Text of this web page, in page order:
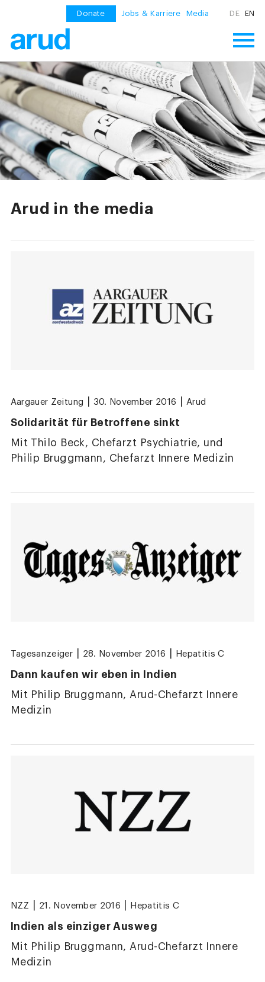
Donate Jobs & Karriere Media DE EN
Arud in the media
Aargauer Zeitung 30. November 2016 Arud
Solidarität für Betroffene sinkt
Mit Thilo Beck, Chefarzt Psychiatrie, und
Philip Bruggmann, Chefarzt Innere Medizin
Tagesanzeiger 28. November 2016 Hepatitis C
Dann kaufen wir eben in Indien
Mit Philip Bruggmann, Arud-Chefarzt Innere
Medizin
NZZ 21. November 2016 Hepatitis C
Indien als einziger Ausweg
Mit Philip Bruggmann, Arud-Chefarzt Innere
Medizin